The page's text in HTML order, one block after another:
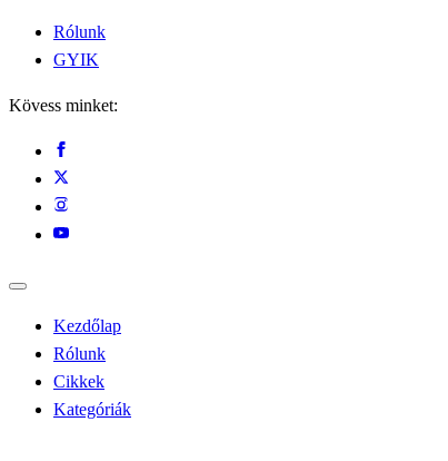
Rólunk
GYIK
Kövess minket:
Kezdőlap
Rólunk
Cikkek
Kategóriák